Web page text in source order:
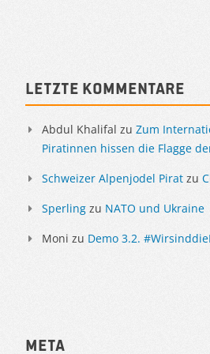
Letzte Kommentare
Abdul Khalifal zu Zum
Piratinnen hissen die Flagge
Schweizer Alpenjodel Pirat zu
Sperling zu NATO und Ukraine
Moni zu Demo 3.2.
Meta